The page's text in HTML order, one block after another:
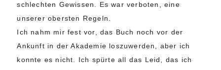
schlechten Gewissen. Es war verboten, eine
unserer obersten Regeln.
Ich nahm mir fest vor, das Buch noch vor der
Ankunft in der Akademie loszuwerden, aber ich
konnte es nicht. Ich spürte all das Leid, das ich